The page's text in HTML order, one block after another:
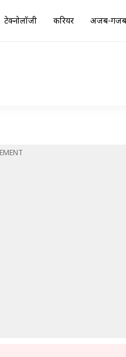
टेक्नोलॉजी करियर अजब-गजब